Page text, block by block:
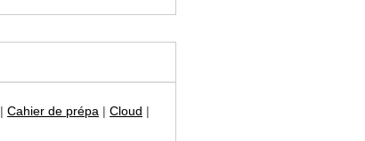
|Cahier de prépa |Cloud |